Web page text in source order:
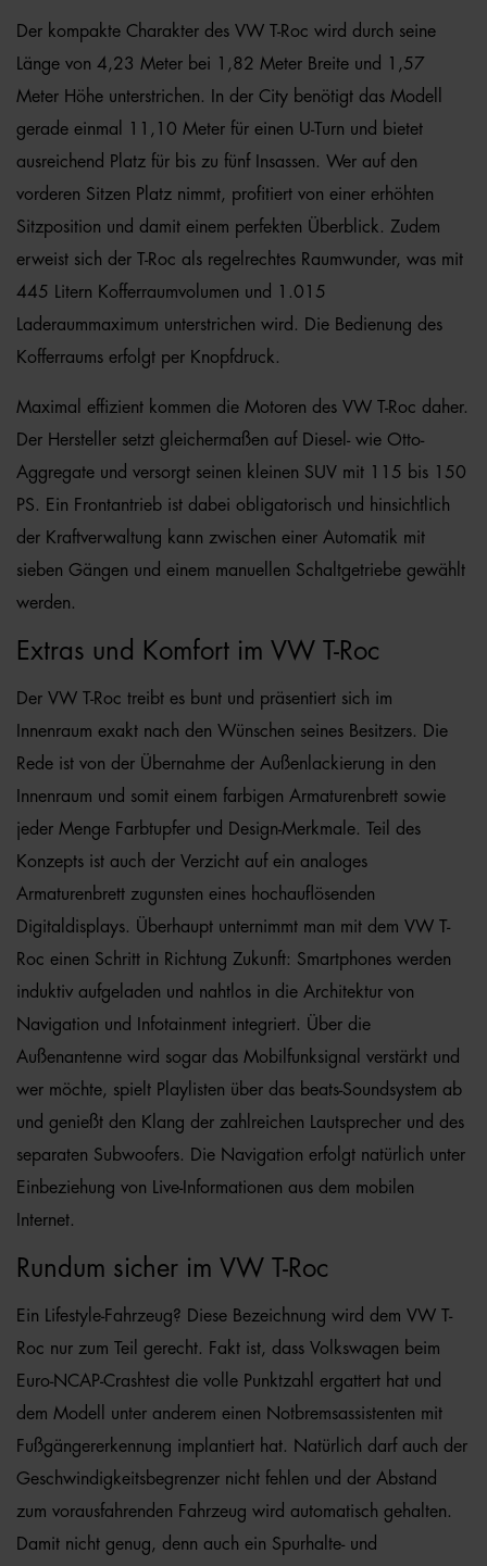
Der kompakte Charakter des VW T-Roc wird durch seine
Länge von 4,23 Meter bei 1,82 Meter Breite und 1,57
Meter Höhe unterstrichen. In der City benötigt das Modell
gerade einmal 11,10 Meter für einen U-Turn und bietet
ausreichend Platz für bis zu fünf Insassen. Wer auf den
vorderen Sitzen Platz nimmt, profitiert von einer erhöhten
Sitzposition und damit einem perfekten Überblick. Zudem
erweist sich der T-Roc als regelrechtes Raumwunder, was mit
445 Litern Kofferraumvolumen und 1.015
Laderaummaximum unterstrichen wird. Die Bedienung des
Kofferraums erfolgt per Knopfdruck.
Maximal effizient kommen die Motoren des VW T-Roc daher.
Der Hersteller setzt gleichermaßen auf Diesel- wie Otto-
Aggregate und versorgt seinen kleinen SUV mit 115 bis 150
PS. Ein Frontantrieb ist dabei obligatorisch und hinsichtlich
der Kraftverwaltung kann zwischen einer Automatik mit
sieben Gängen und einem manuellen Schaltgetriebe gewählt
werden.
Extras und Komfort im VW T-Roc
Der VW T-Roc treibt es bunt und präsentiert sich im
Innenraum exakt nach den Wünschen seines Besitzers. Die
Rede ist von der Übernahme der Außenlackierung in den
Innenraum und somit einem farbigen Armaturenbrett sowie
jeder Menge Farbtupfer und Design-Merkmale. Teil des
Konzepts ist auch der Verzicht auf ein analoges
Armaturenbrett zugunsten eines hochauflösenden
Digitaldisplays. Überhaupt unternimmt man mit dem VW T-
Roc einen Schritt in Richtung Zukunft: Smartphones werden
induktiv aufgeladen und nahtlos in die Architektur von
Navigation und Infotainment integriert. Über die
Außenantenne wird sogar das Mobilfunksignal verstärkt und
wer möchte, spielt Playlisten über das beats-Soundsystem ab
und genießt den Klang der zahlreichen Lautsprecher und des
separaten Subwoofers. Die Navigation erfolgt natürlich unter
Einbeziehung von Live-Informationen aus dem mobilen
Internet.
Rundum sicher im VW T-Roc
Ein Lifestyle-Fahrzeug? Diese Bezeichnung wird dem VW T-
Roc nur zum Teil gerecht. Fakt ist, dass Volkswagen beim
Euro-NCAP-Crashtest die volle Punktzahl ergattert hat und
dem Modell unter anderem einen Notbremsassistenten mit
Fußgängererkennung implantiert hat. Natürlich darf auch der
Geschwindigkeitsbegrenzer nicht fehlen und der Abstand
zum vorausfahrenden Fahrzeug wird automatisch gehalten.
Damit nicht genug, denn auch ein Spurhalte- und